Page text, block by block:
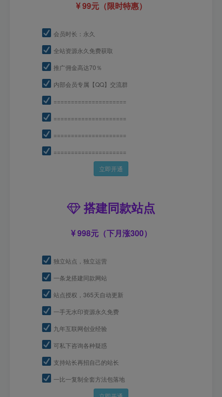
99元（限时特惠）
会员时长：永久
全站资源永久免费获取
推广佣金高达70％
内部会员专属【QQ】交流群
=====================
=====================
=====================
=====================
立即开通
搭建同款站点
998元（下月涨300）
独立站点，独立运营
一条龙搭建同款网站
站点授权，365天自动更新
一手无水印资源永久免费
九年互联网创业经验
可私下咨询各种疑惑
支持站长再招自己的站长
一比一复制全套方法包落地